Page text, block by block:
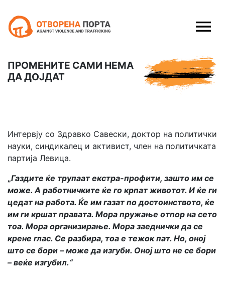
ПРОМЕНИТЕ САМИ НЕМА
ДА ДОЈДАТ
Интервју со Здравко Савески, доктор на политички
науки, синдикалец и активист, член на политичката
партија Левица.
„Газдите ќе трупаат екстра-профити, зашто им се
може. А работничките ќе го крпат животот. И ќе ги
цедат на работа. Ќе им газат по достоинството, ќе
им ги кршат правата. Мора пружање отпор на сето
тоа. Мора организирање. Мора заеднички да се
крене глас. Се разбира, тоа е тежок пат. Но, оној
што се бори – може да изгуби. Оној што не се бори
– веќе изгубил.“